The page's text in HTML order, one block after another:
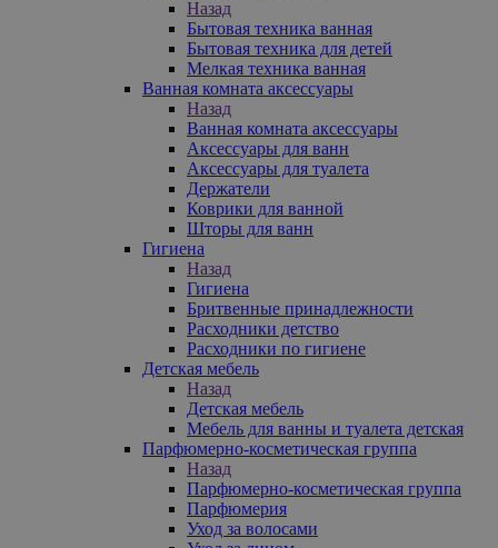
Назад
Бытовая техника ванная
Бытовая техника для детей
Мелкая техника ванная
Ванная комната аксессуары
Назад
Ванная комната аксессуары
Аксессуары для ванн
Аксессуары для туалета
Держатели
Коврики для ванной
Шторы для ванн
Гигиена
Назад
Гигиена
Бритвенные принадлежности
Расходники детство
Расходники по гигиене
Детская мебель
Назад
Детская мебель
Мебель для ванны и туалета детская
Парфюмерно-косметическая группа
Назад
Парфюмерно-косметическая группа
Парфюмерия
Уход за волосами